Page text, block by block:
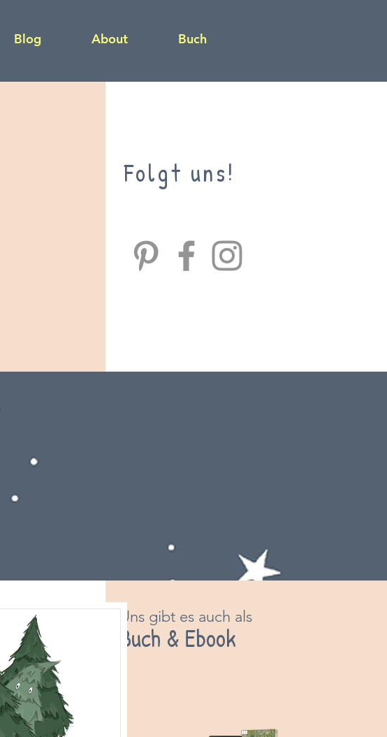
Blog About Buch
Folgt uns!
Uns gibt es auch als
Buch & Ebook